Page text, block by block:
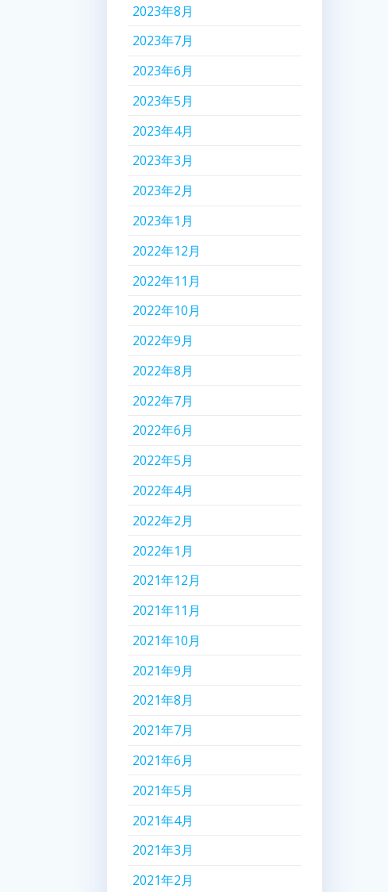
2023年8月
2023年7月
2023年6月
2023年5月
2023年4月
2023年3月
2023年2月
2023年1月
2022年12月
2022年11月
2022年10月
2022年9月
2022年8月
2022年7月
2022年6月
2022年5月
2022年4月
2022年2月
2022年1月
2021年12月
2021年11月
2021年10月
2021年9月
2021年8月
2021年7月
2021年6月
2021年5月
2021年4月
2021年3月
2021年2月